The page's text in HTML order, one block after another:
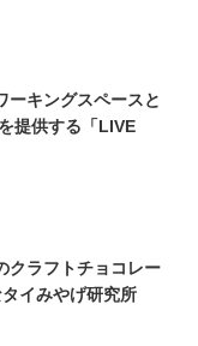
ーキングスペースと
提供する「LIVE
クラフトチョコレー
イみやげ研究所